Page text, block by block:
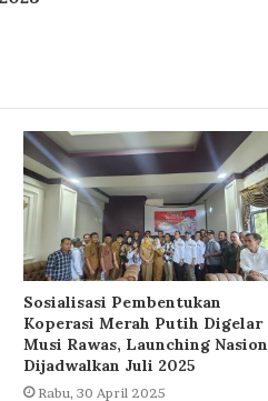
Sosialisasi Pembentukan
Koperasi Merah Putih Digelar
Musi Rawas, Launching
Dijadwalkan Juli 2025
Rabu, 30 April 2025